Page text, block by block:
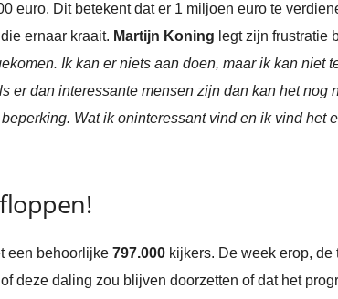
euro. Dit betekent dat er 1 miljoen euro te
ernaar kraait. Martijn Koning legt zijn frustratie
Ik kan er niets aan doen, maar ik kan niet
er dan interessante mensen zijn dan kan het
Wat ik oninteressant vind en ik vind het
een behoorlijke 797.000 kijkers. De week erop,
deze daling zou blijven doorzetten of dat het